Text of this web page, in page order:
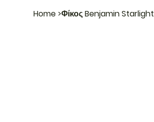
Home >Φίκος Benjamin Starlight